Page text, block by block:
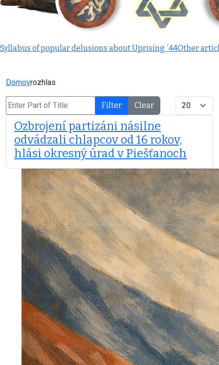
Syllabus of popular delusions about Uprising ´44Other
Domovrozhlas
Enter Part of Title Filter Clear Display #
Ozbrojení partizáni násilne
odvádzali chlapcov od 16 rokov,
hlási okresný úrad v Piešťanoch